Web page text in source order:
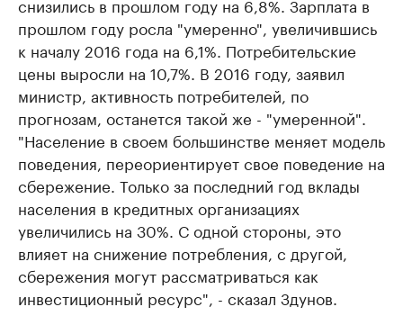
прошлом году росла "умеренно", увеличившись
к началу 2016 года на 6,1%. Потребительские
цены выросли на 10,7%. В 2016 году, заявил
министр, активность потребителей, по
прогнозам, останется такой же - "умеренной".
"Население в своем большинстве меняет модель
поведения, переориентирует свое поведение на
сбережение. Только за последний год вклады
населения в кредитных организациях
увеличились на 30%. С одной стороны, это
влияет на снижение потребления, с другой,
сбережения могут рассматриваться как
инвестиционный ресурс", - сказал Здунов.